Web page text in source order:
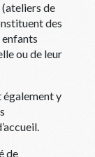
de
des
enfants
ou de leur
également y
de